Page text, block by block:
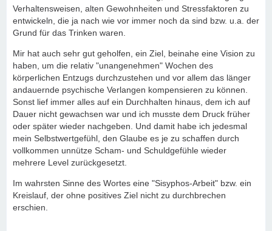
Verhaltensweisen, alten Gewohnheiten und Stressfaktoren zu
entwickeln, die ja nach wie vor immer noch da sind bzw. u.a. der
Grund für das Trinken waren.
Mir hat auch sehr gut geholfen, ein Ziel, beinahe eine Vision zu
haben, um die relativ "unangenehmen" Wochen des
körperlichen Entzugs durchzustehen und vor allem das länger
andauernde psychische Verlangen kompensieren zu können.
Sonst lief immer alles auf ein Durchhalten hinaus, dem ich auf
Dauer nicht gewachsen war und ich musste dem Druck früher
oder später wieder nachgeben. Und damit habe ich jedesmal
mein Selbstwertgefühl, den Glaube es je zu schaffen durch
vollkommen unnütze Scham- und Schuldgefühle wieder
mehrere Level zurückgesetzt.
Im wahrsten Sinne des Wortes eine "Sisyphos-Arbeit" bzw. ein
Kreislauf, der ohne positives Ziel nicht zu durchbrechen
erschien.